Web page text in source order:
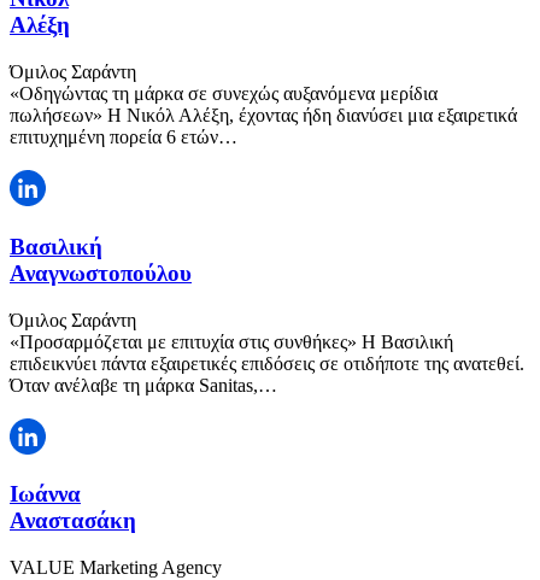
Αλέξη
Όμιλος Σαράντη
«Οδηγώντας τη μάρκα σε συνεχώς αυξανόμενα μερίδια
πωλήσεων» Η Νικόλ Αλέξη, έχοντας ήδη διανύσει μια εξαιρετικά
επιτυχημένη πορεία 6 ετών…
Βασιλική
Αναγνωστοπούλου
Όμιλος Σαράντη
«Προσαρμόζεται με επιτυχία στις συνθήκες» Η Βασιλική
επιδεικνύει πάντα εξαιρετικές επιδόσεις σε οτιδήποτε της ανατεθεί.
Όταν ανέλαβε τη μάρκα Sanitas,…
Ιωάννα
Αναστασάκη
VALUE Marketing Agency